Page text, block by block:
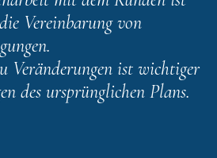
Vereinbarung von
Veränderungen ist wichtiger
des ursprünglichen Plans.